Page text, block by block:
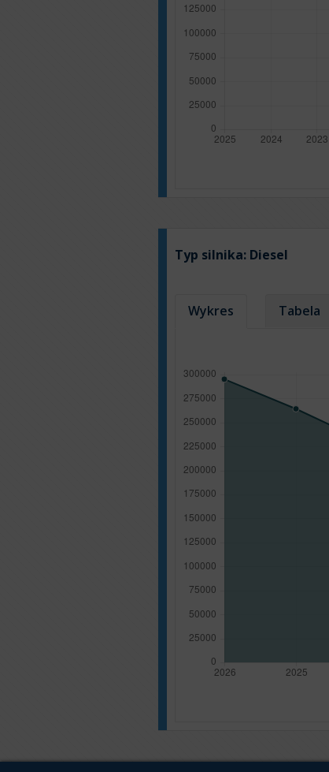
Typ silnika: Diesel
Wykres Tabela